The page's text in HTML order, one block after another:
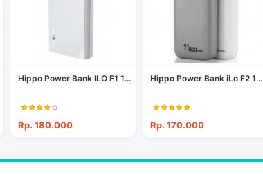
Hippo Power Bank ILO F1 1...
Rp. 180.000
Hippo Power Bank iLo F2 1...
Rp. 170.000